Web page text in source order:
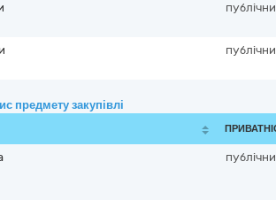
предмету закупівлі